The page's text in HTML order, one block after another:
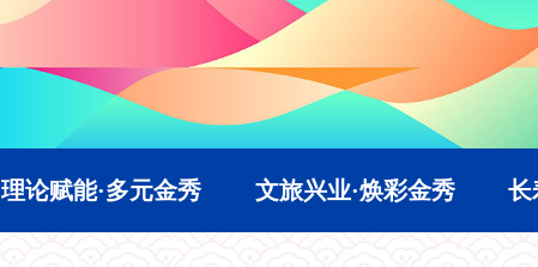
理论赋能·多元金秀 文旅兴业·焕彩金秀 长